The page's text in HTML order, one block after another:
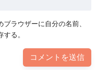
ラウザーに自分の名前、
る。